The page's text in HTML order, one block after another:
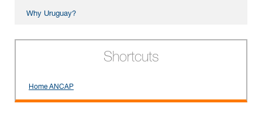
Why Uruguay?
Shortcuts
Home ANCAP